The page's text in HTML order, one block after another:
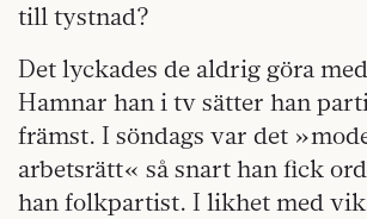
till tystnad?
Det lyckades de aldrig göra
Hamnar han i tv sätter han
främst. I söndags var det
arbetsrätt« så snart han fick
han folkpartist. I likhet med